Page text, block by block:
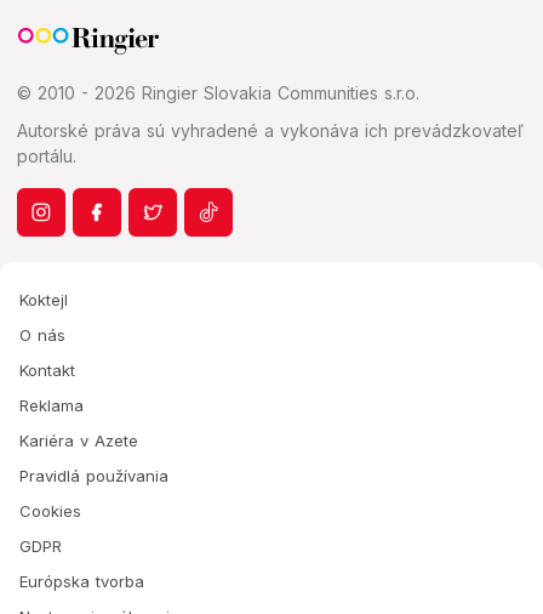
© 2010 - 2026 Ringier Slovakia Communities s.r.o.
Autorské práva sú vyhradené a vykonáva ich prevádzkovateľ
portálu.
Koktejl
O nás
Kontakt
Reklama
Kariéra v Azete
Pravidlá používania
Cookies
GDPR
Európska tvorba